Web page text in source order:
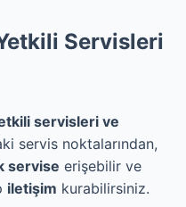
Servisleri
servisleri ve
servis noktalarından,
servise erişebilir ve
iletişim kurabilirsiniz.